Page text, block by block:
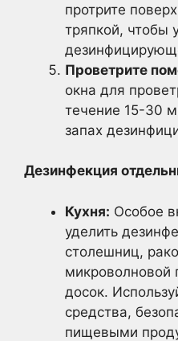
протрите
тряпкой, чтобы
Проветрите
окна для
течение 15-30
запах
Дезинфекция
Кухня: Особое
уделить
столешниц,
микроволновой
досок.
средства,
пищевыми